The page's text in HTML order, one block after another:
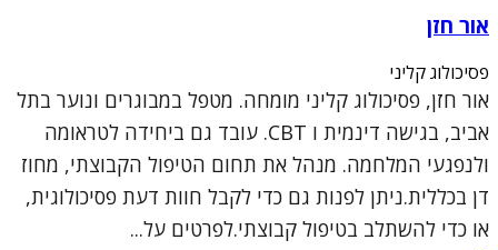
אור חזן
פסיכולוג קליני
אור חזן, פסיכולוג קליני מומחה. מטפל במבוגרים ונוער בתל
אביב, בגישה דינמית ו CBT. עובד גם ביחידה לטראומה
ולנפגעי המלחמה. מנהל את תחום הטיפול הקבוצתי, מחוז
דן בכללית.ניתן לפנות גם כדי לקבל חוות דעת פסיכולוגית,
או כדי להשתלב בטיפול קבוצתי.לפרטים על...